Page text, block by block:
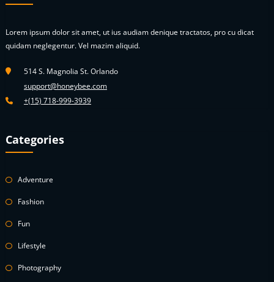
Lorem ipsum dolor sit amet, ut ius audiam denique tractatos, pro cu dicat
quidam neglegentur. Vel mazim aliquid.
514 S. Magnolia St. Orlando
support@honeybee.com
+(15) 718-999-3939
Categories
Adventure
Fashion
Fun
Lifestyle
Photography